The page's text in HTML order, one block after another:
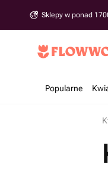
Sklepy w ponad
Popularne